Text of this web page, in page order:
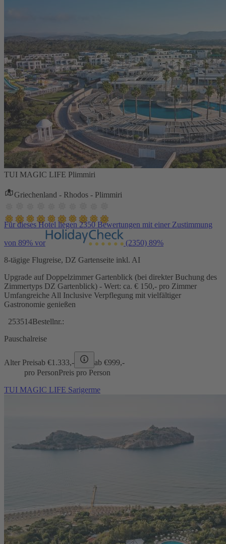
TUI MAGIC LIFE Plimmiri
Griechenland - Rhodos - Plimmiri
Für dieses Hotel liegen 2350 Bewertungen mit einer Zustimmung
von 89% vor (2350) 89%
8-tägige Flugreise, DZ Gartenseite inkl. AI
Upgrade auf Doppelzimmer Gartenblick (bei direkter Buchung des
Zimmertyps DZ Gartenblick) - Wert: ca. € 150,- pro Zimmer
Umfangreiche All Inclusive Verpflegung mit vielfältiger
Gastronomie genießen
253514Bestellnr.:
Pauschalreise
Alter Preisab €1.333,- ab €999,-
pro PersonPreis pro Person
TUI MAGIC LIFE Sarigerme